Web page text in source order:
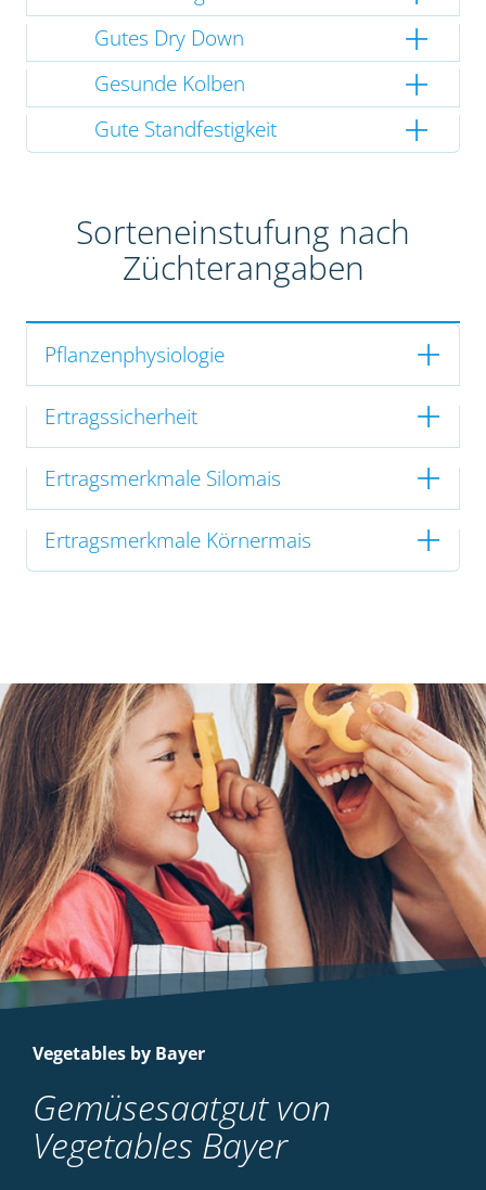
Gutes Dry Down
Gesunde Kolben
Gute Standfestigkeit
Sorteneinstufung nach
Züchterangaben
Pflanzenphysiologie
Ertragssicherheit
Ertragsmerkmale Silomais
Ertragsmerkmale Körnermais
Vegetables by Bayer
Gemüsesaatgut von
Vegetables Bayer